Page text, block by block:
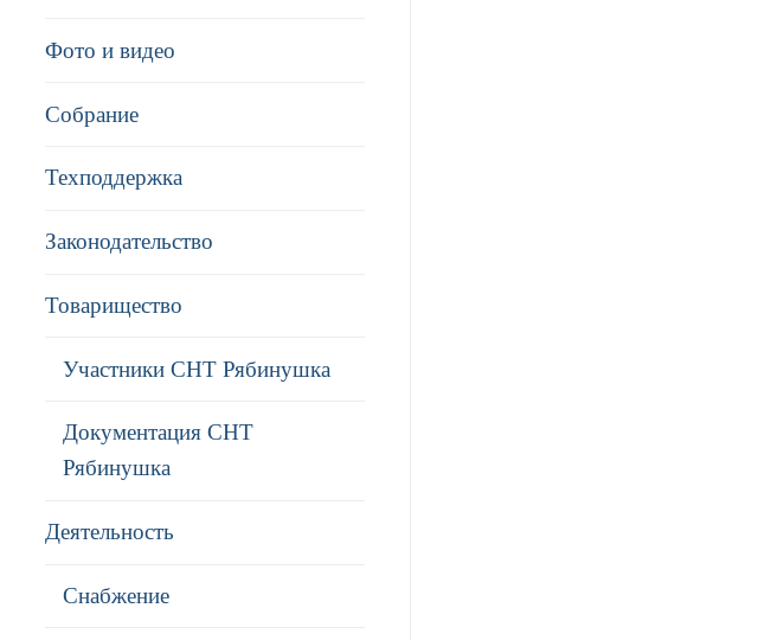
Фото и видео
Собрание
Техподдержка
Законодательство
Товарищество
Участники СНТ Рябинушка
Документация СНТ
Рябинушка
Деятельность
Снабжение